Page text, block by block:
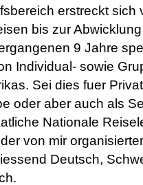
erstreckt sich
bis zur
9 Jahre
Individual- sowie
Sei dies fuer
oder aber auch als
Nationale
von mir
Deutsch,